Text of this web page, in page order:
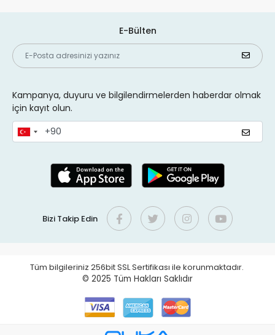
E-Bülten
Kampanya, duyuru ve bilgilendirmelerden haberdar olmak
için kayıt olun.
Bizi Takip Edin
Tüm bilgileriniz 256bit SSL Sertifikası ile korunmaktadır.
© 2025 Tüm Hakları Saklıdır